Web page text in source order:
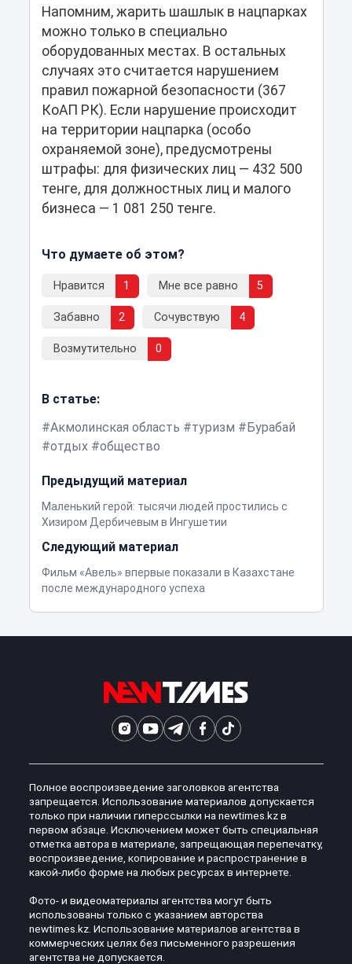
Напомним, жарить шашлык в нацпарках
можно только в специально
оборудованных местах. В остальных
случаях это считается нарушением
правил пожарной безопасности (367
КоАП РК). Если нарушение происходит
на территории нацпарка (особо
охраняемой зоне), предусмотрены
штрафы: для физических лиц — 432 500
тенге, для должностных лиц и малого
бизнеса — 1 081 250 тенге.
Что думаете об этом?
Нравится 1 Мне все равно 5
Забавно 2 Сочувствую 4
Возмутительно 0
В статье:
Акмолинская область
туризм
Бурабай
отдых
общество
Предыдущий материал
Маленький герой: тысячи людей простились с
Хизиром Дербичевым в Ингушетии
Следующий материал
Фильм «Авель» впервые показали в Казахстане
после международного успеха
Полное воспроизведение заголовков агентства
запрещается. Использование материалов допускается
только при наличии гиперссылки на newtimes.kz в
первом абзаце. Исключением может быть специальная
отметка автора в материале, запрещающая перепечатку,
воспроизведение, копирование и распространение в
какой-либо форме на любых ресурсах в интернете.
Фото- и видеоматериалы агентства могут быть
использованы только с указанием авторства
newtimes.kz. Использование материалов агентства в
коммерческих целях без письменного разрешения
агентства не допускается.